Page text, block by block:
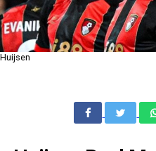
Huijsen